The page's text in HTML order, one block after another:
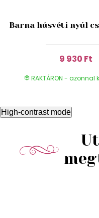
Barna húsvéti nyúl
9 930 Ft
RAKTÁRON - azonnal
High-contrast mode